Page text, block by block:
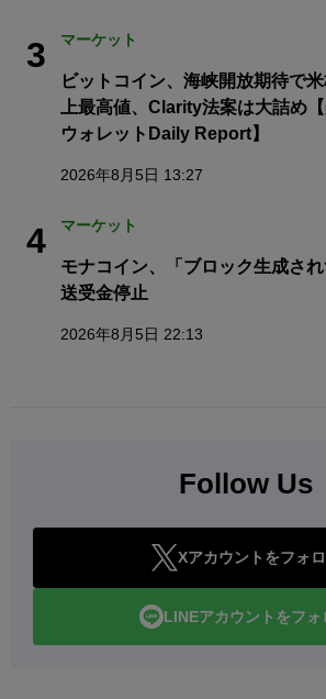
3 マーケット
ビットコイン、海峡開放期待で米
上最高値、Clarity法案は大詰め
ウォレットDaily Report】
2026年8月5日 13:27
4 マーケット
モナコイン、「ブロック生成され
送受金停止
2026年8月5日 22:13
Follow Us
Xアカウントをフォ
LINEアカウントをフォ